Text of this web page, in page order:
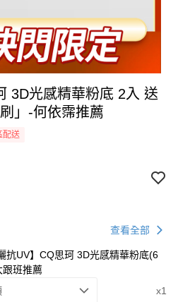
3D光感精華粉底 2入 送
」-何依霈推薦
配送
查看全部
抗UV】CQ思珂 3D光感精華粉底(6
跟班推薦
x1